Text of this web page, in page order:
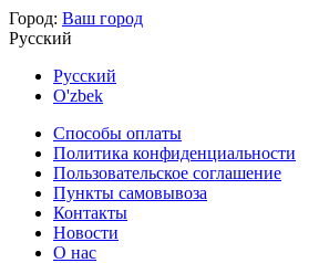
Город: Ваш город
Русский
Русский
O'zbek
Способы оплаты
Политика конфиденциальности
Пользовательское соглашение
Пункты самовывоза
Контакты
Новости
О нас